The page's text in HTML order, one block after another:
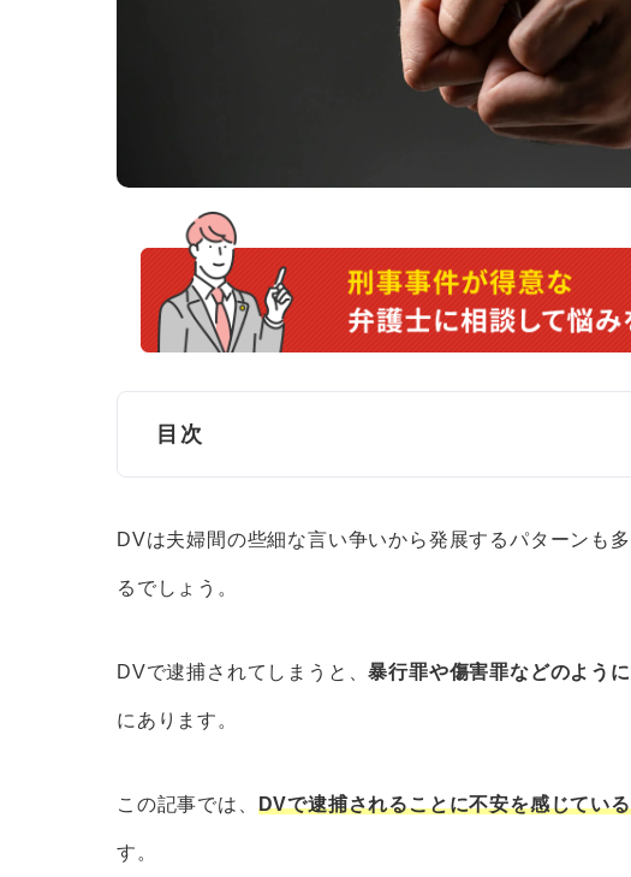
目次
DVで逮捕される？
DVをめぐる現在の状況
DVで逮捕されるとどんな罪に問われる？
傷害罪
DVは夫婦間の些細な言い争いから発展するパターンも
るでしょう。
DVで逮捕されてしまうと、暴行罪や傷害罪などのよう
にあります。
この記事では、 DVで逮捕されることに不安を感じてい
す。